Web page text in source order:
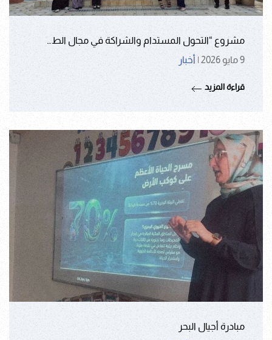
مشروع “التحول المستدام والشراكة في مجال الط…
9 مايو 2026
| أخبار
قراءة المزيد
مبادرة أجيال البحر